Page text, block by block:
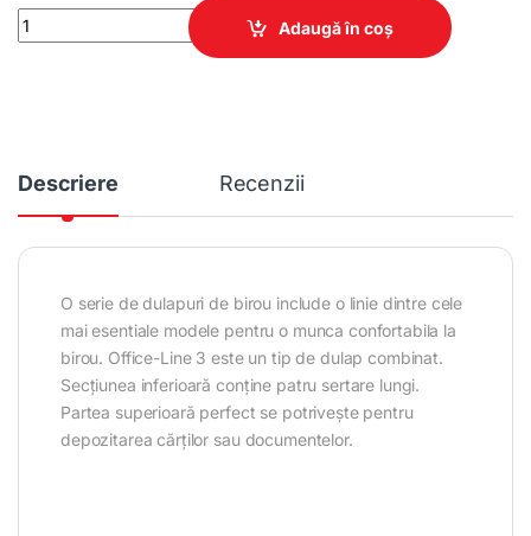
Dulap de birou Office Line №3 quantity
Adaugă în coș
Descriere Recenzii
O serie de dulapuri de birou include o linie dintre cele
mai esentiale modele pentru o munca confortabila la
birou. Office-Line 3 este un tip de dulap combinat.
Secțiunea inferioară conține patru sertare lungi.
Partea superioară perfect se potrivește pentru
depozitarea cărților sau documentelor.